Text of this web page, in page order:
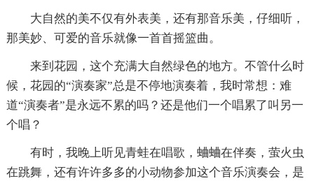
大自然的美不仅有外表美，还有那音乐美，仔细听，
那美妙、可爱的音乐就像一首首摇篮曲。
来到花园，这个充满大自然绿色的地方。不管什么时
候，花园的“演奏家”总是不停地演奏着，我时常想：难
道“演奏者”是永远不累的吗？还是他们一个唱累了叫另一
个唱？
有时，我晚上听见青蛙在唱歌，蛐蛐在伴奏，萤火虫
在跳舞，还有许许多多的小动物参加这个音乐演奏会，是